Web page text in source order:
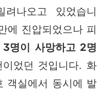
나오고 있었습니
에 진압되었으나 피
3명이 사망하고 2명
었던 것입니다. 화
객실에서 동시에 발